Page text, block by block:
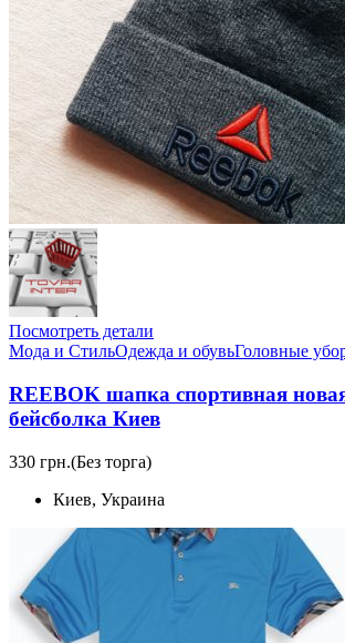
Посмотреть детали
Мода и СтильОдежда и обувьГоловные
REEBOK шапка спортивная
бейсболка Киев
330 грн.(Без торга)
Киев, Украина